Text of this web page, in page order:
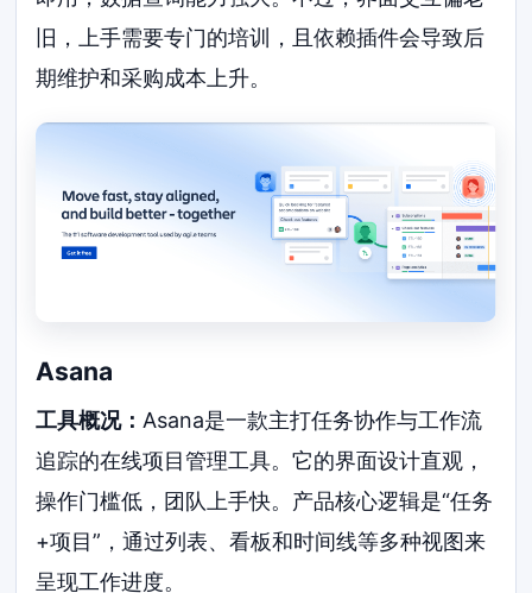
旧，上手需要专门的培训，且依赖插件会导致后
期维护和采购成本上升。
Asana
工具概况：Asana是一款主打任务协作与工作流
追踪的在线项目管理工具。它的界面设计直观，
操作门槛低，团队上手快。产品核心逻辑是“任务
+项目”，通过列表、看板和时间线等多种视图来
呈现工作进度。